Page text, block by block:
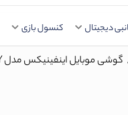
دیجیتال کنسول بازی
گوشی موبایل اینفینیکس مدل HOT 12 PLAY دو سیم‌ کارت ظرفیت 64 گیگابایت و رم 4 گیگابایت